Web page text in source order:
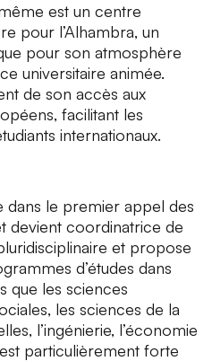
est un centre
pour l’Alhambra, un
pour son atmosphère
universitaire animée.
de son accès aux
facilitant les
internationaux.
dans le premier appel des
devient coordinatrice de
et propose
d’études dans
que les sciences
les sciences de la
l’ingénierie, l’économie
particulièrement forte